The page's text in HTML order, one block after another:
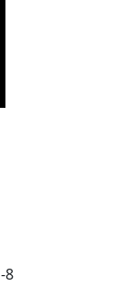
8